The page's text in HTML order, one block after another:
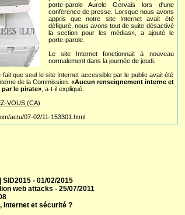
porte-parole Aurele Gervais lors d'une
conférence de presse. Lorsque nous avons
appris que notre site Internet avait été
défiguré, nous avons tout de suite désactivé
la section pour les médias», a ajouté le
porte-parole.
Le site Internet fonctionnait à nouveau
normalement dans la journée de jeudi.
que seul le site Internet accessible par le public avait été
de la Commission. «Aucun renseignement interne et
le pirate», a-t-il expliqué.
VOUS (CA)
actu/07-02/11-153301.html
- 01/02/2015
web attacks - 25/07/2011
Internet et sécurité ?